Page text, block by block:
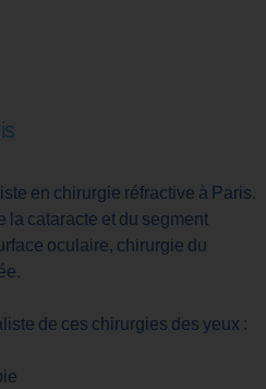
en chirurgie réfractive à Paris.
la cataracte et du segment
oculaire, chirurgie du
de ces chirurgies des yeux :